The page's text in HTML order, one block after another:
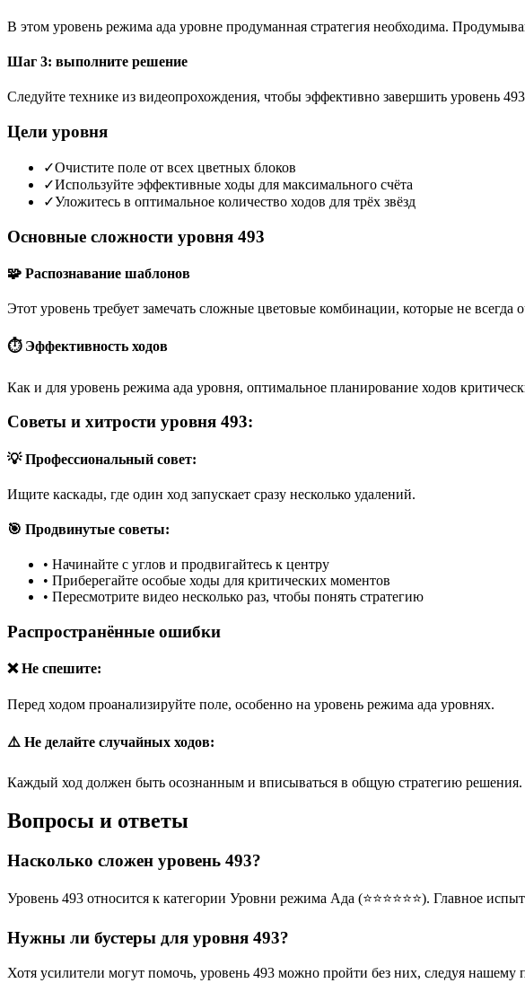
В этом уровень режима ада уровне продуманная стратегия необходима.
Шаг 3: выполните решение
Следуйте технике из видеопрохождения, чтобы эффективно завершить уровень
Цели уровня
✓Очистите поле от всех цветных блоков
✓Используйте эффективные ходы для максимального счёта
✓Уложитесь в оптимальное количество ходов для трёх звёзд
Основные сложности уровня 493
🧩 Распознавание шаблонов
Этот уровень требует замечать сложные цветовые комбинации, которые не всегда
⏱️ Эффективность ходов
Как и для уровень режима ада уровня, оптимальное планирование ходов
Советы и хитрости уровня 493:
💡 Профессиональный совет:
Ищите каскады, где один ход запускает сразу несколько удалений.
🎯 Продвинутые советы:
• Начинайте с углов и продвигайтесь к центру
• Приберегайте особые ходы для критических моментов
• Пересмотрите видео несколько раз, чтобы понять стратегию
Распространённые ошибки
❌ Не спешите:
Перед ходом проанализируйте поле, особенно на уровень режима ада уровнях.
⚠️ Не делайте случайных ходов:
Каждый ход должен быть осознанным и вписываться в общую стратегию решения.
Вопросы и ответы
Насколько сложен уровень 493?
Уровень 493 относится к категории Уровни режима Ада (⭐⭐⭐⭐⭐⭐). Главное
Нужны ли бустеры для уровня 493?
Хотя усилители могут помочь, уровень 493 можно пройти без них, следуя